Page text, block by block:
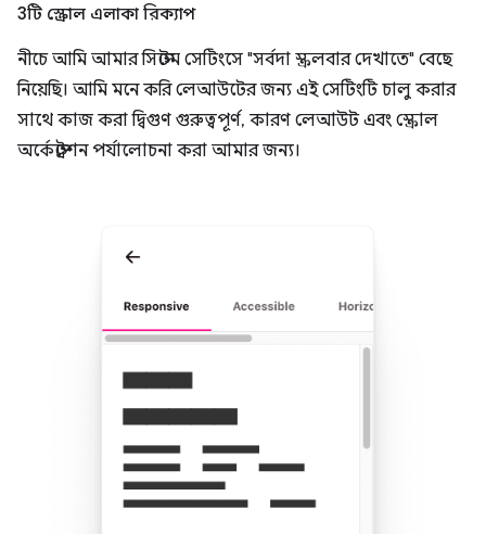
3টি স্ক্রোল এলাকা রিক্যাপ
নীচে আমি আমার সিস্টেম সেটিংসে "সর্বদা স্ক্রলবার দেখাতে" বেছে
নিয়েছি। আমি মনে করি লেআউটের জন্য এই সেটিংটি চালু করার
সাথে কাজ করা দ্বিগুণ গুরুত্বপূর্ণ, কারণ লেআউট এবং স্ক্রোল
অর্কেস্ট্রেশন পর্যালোচনা করা আমার জন্য।